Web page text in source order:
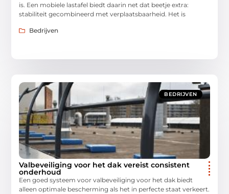
is. Een mobiele lastafel biedt daarin net dat beetje extra:
stabiliteit gecombineerd met verplaatsbaarheid. Het is
Bedrijven
BEDRIJVEN
Valbeveiliging voor het dak vereist consistent
onderhoud
Een goed systeem voor valbeveiliging voor het dak biedt
alleen optimale bescherming als het in perfecte staat verkeert.